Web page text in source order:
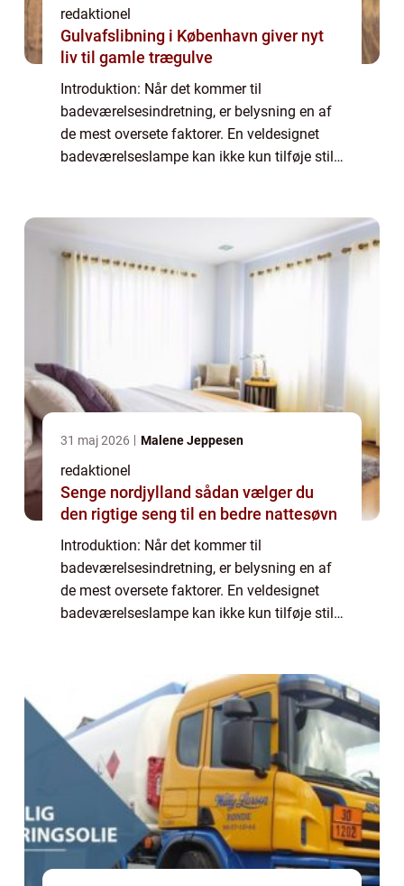
redaktionel
Gulvafslibning i København giver nyt
liv til gamle trægulve
Introduktion: Når det kommer til
badeværelsesindretning, er belysning en af
de mest oversete faktorer. En veldesignet
badeværelseslampe kan ikke kun tilføje stil
31 maj 2026 Malene Jeppesen
redaktionel
Senge nordjylland sådan vælger du
den rigtige seng til en bedre nattesøvn
Introduktion: Når det kommer til
badeværelsesindretning, er belysning en af
de mest oversete faktorer. En veldesignet
badeværelseslampe kan ikke kun tilføje stil